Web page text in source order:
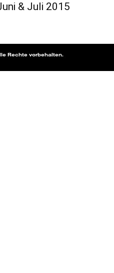
& Juli 2015
Rechte vorbehalten.